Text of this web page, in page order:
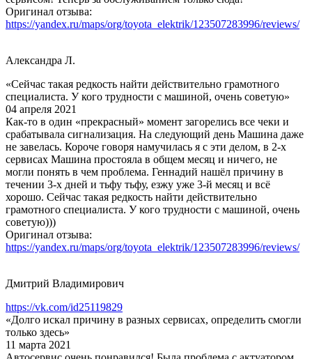
Оригинал отзыва:
https://yandex.ru/maps/org/toyota_elektrik/123507283996/reviews/
Александра Л.
«Сейчас такая редкость найти действительно грамотного
специалиста. У кого трудности с машиной, очень советую»
04 апреля 2021
Как-то в один «прекрасный» момент загорелись все чеки и
срабатывала сигнализация. На следующий день Машина даже
не завелась. Короче говоря намучилась я с эти делом, в 2-х
сервисах Машина простояла в общем месяц и ничего, не
могли понять в чем проблема. Геннадий нашёл причину в
течении 3-х дней и тьфу тьфу, езжу уже 3-й месяц и всё
хорошо. Сейчас такая редкость найти действительно
грамотного специалиста. У кого трудности с машиной, очень
советую)))
Оригинал отзыва:
https://yandex.ru/maps/org/toyota_elektrik/123507283996/reviews/
Дмитрий Владимирович
https://vk.com/id25119829
«Долго искал причину в разных сервисах, определить смогли
только здесь»
11 марта 2021